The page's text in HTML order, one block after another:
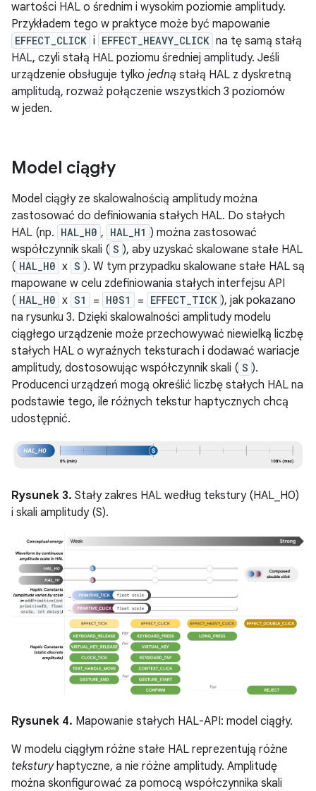
wartości HAL o średnim i wysokim poziomie amplitudy.
Przykładem tego w praktyce może być mapowanie
EFFECT_CLICK i EFFECT_HEAVY_CLICK na tę samą stałą
HAL, czyli stałą HAL poziomu średniej amplitudy. Jeśli
urządzenie obsługuje tylko jedną stałą HAL z dyskretną
amplitudą, rozważ połączenie wszystkich 3 poziomów
w jeden.
Model ciągły
Model ciągły ze skalowalnością amplitudy można
zastosować do definiowania stałych HAL. Do stałych
HAL (np. HAL_H0 , HAL_H1 ) można zastosować
współczynnik skali ( S ), aby uzyskać skalowane stałe HAL
( HAL_H0 x S ). W tym przypadku skalowane stałe HAL są
mapowane w celu zdefiniowania stałych interfejsu API
( HAL_H0 x S1 = H0S1 = EFFECT_TICK ), jak pokazano
na rysunku 3. Dzięki skalowalności amplitudy modelu
ciągłego urządzenie może przechowywać niewielką liczbę
stałych HAL o wyraźnych teksturach i dodawać wariacje
amplitudy, dostosowując współczynnik skali ( S ).
Producenci urządzeń mogą określić liczbę stałych HAL na
podstawie tego, ile różnych tekstur haptycznych chcą
udostępnić.
Rysunek 3. Stały zakres HAL według tekstury (HAL_H0)
i skali amplitudy (S).
Rysunek 4. Mapowanie stałych HAL-API: model ciągły.
W modelu ciągłym różne stałe HAL reprezentują różne
teksturyhaptyczne, a nie różne amplitudy. Amplitudę
można skonfigurować za pomocą współczynnika skali